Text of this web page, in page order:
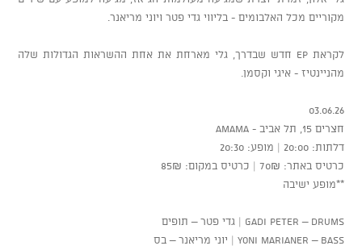
מקוריים מכל האלבומים - בליווי גדי פטר ויוני מריאנר.
לקראת EP חדש שבדרך, גלי מארחת את אחת ההשראות הגדולות שלה
מהניינטיז - איגי וקסמן.
03.06.26
חצרים 15, תל אביב - AMAMA
דלתות: 20:00 | מופע: 20:30
כרטיס באתר: 70₪ | כרטיס במקום: 85₪
**מופע ישיבה
Gadi Peter – Drums | גדי פטר – תופים
Yoni Marianer – Bass | יוני מריאנר – בס